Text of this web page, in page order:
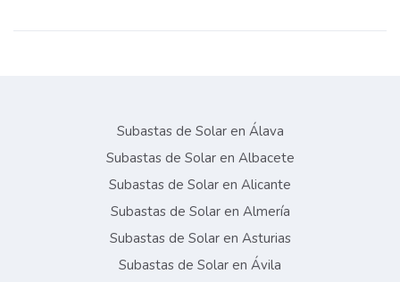
Subastas de Solar en Álava
Subastas de Solar en Albacete
Subastas de Solar en Alicante
Subastas de Solar en Almería
Subastas de Solar en Asturias
Subastas de Solar en Ávila